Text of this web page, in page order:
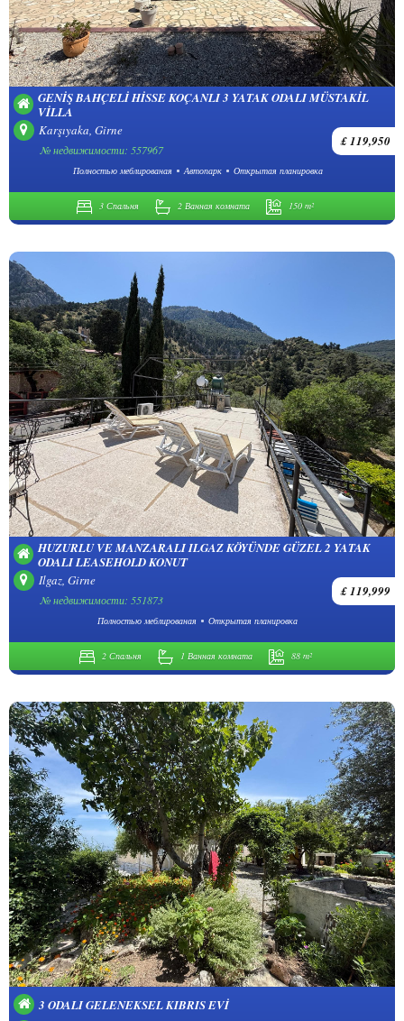
GENIŞ BAHÇELI HISSE KOÇANLI 3 YATAK ODALI MÜSTAKIL
VILLA
Karşıyaka, Girne
£ 119,950
№ недвижимости: 557967
Полностью меблированая Автопарк Открытая планировка
3 Спальня 2 Ванная комната 150 m²
HUZURLU VE MANZARALI ILGAZ KÖYÜNDE GÜZEL 2 YATAK
ODALI LEASEHOLD KONUT
Ilgaz, Girne
£ 119,999
№ недвижимости: 551873
Полностью меблированая Открытая планировка
2 Спальня 1 Ванная комната 88 m²
3 ODALI GELENEKSEL KIBRIS EVI